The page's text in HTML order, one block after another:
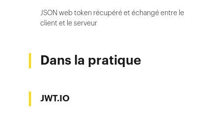
JSON web token récupéré et échangé entre le
client et le serveur
Dans la pratique
JWT.IO